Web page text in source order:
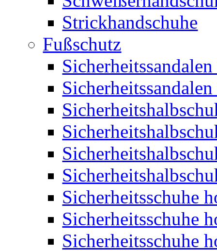
Strickhandschuhe
Fußschutz
Sicherheitsschuhe
Sicherheitsschuhe
Sicherheitsschuhe